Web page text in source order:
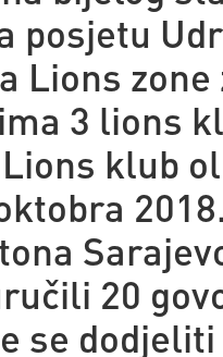
posjetu
Lions
3 lions
klub
20
se